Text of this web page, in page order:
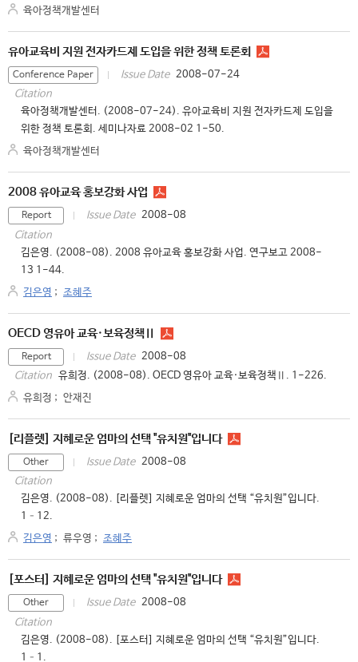
육아정책개발센터
유아교육비 지원 전자카드제 도입을 위한 정책 토론회
Conference Paper Issue Date 2008-07-24
Citation
육아정책개발센터. (2008-07-24). 유아교육비 지원 전자카드제 도입을
위한 정책 토론회. 세미나자료 2008-02 1-50.
육아정책개발센터
2008 유아교육 홍보강화 사업
Report Issue Date 2008-08
Citation
김은영. (2008-08). 2008 유아교육 홍보강화 사업. 연구보고 2008-
13 1-44.
김은영 ; 조혜주
OECD 영유아 교육·보육정책Ⅱ
Report Issue Date 2008-08
Citation 유희정. (2008-08). OECD 영유아 교육·보육정책Ⅱ. 1-226.
유희정 ; 안재진
[리플렛] 지혜로운 엄마의 선택 "유치원"입니다
Other Issue Date 2008-08
Citation
김은영. (2008-08). [리플렛] 지혜로운 엄마의 선택 “유치원”입니다.
1–12.
김은영 ; 류우영 ; 조혜주
[포스터] 지혜로운 엄마의 선택 "유치원"입니다
Other Issue Date 2008-08
Citation
김은영. (2008-08). [포스터] 지혜로운 엄마의 선택 “유치원”입니다.
1–1.